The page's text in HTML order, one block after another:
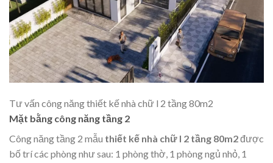
Tư vấn công năng thiết kế nhà chữ l 2 tầng 80m2
Mặt bằng công năng tầng 2
Công năng tầng 2 mẫu thiết kế nhà chữ l 2 tầng 80m2được
bố trí các phòng như sau: 1 phòng thờ, 1 phòng ngủ nhỏ, 1